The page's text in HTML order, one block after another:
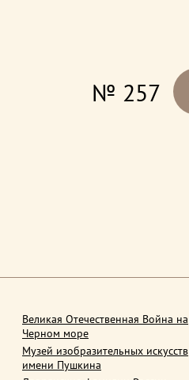
prev
№ 257
Великая Отечественная Война на
Черном море
Музей изобразительных искусств
имени Пушкина